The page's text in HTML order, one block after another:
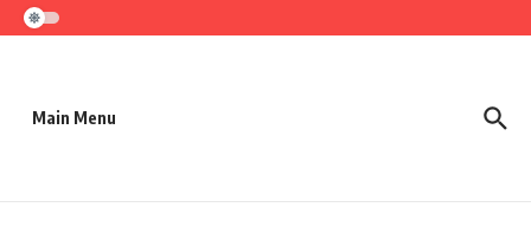
Saltar al contenido
Main Menu